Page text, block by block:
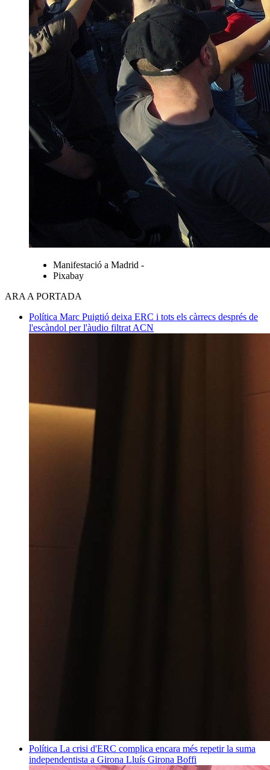
Manifestació a Madrid -
Pixabay
ARA A PORTADA
Política Marc Puigtió deixa ERC i tots els càrrecs després de
l'escàndol per l'àudio filtrat ACN
Política La crisi d'ERC complica encara més repetir la suma
independentista a Girona Lluís Girona Boffi